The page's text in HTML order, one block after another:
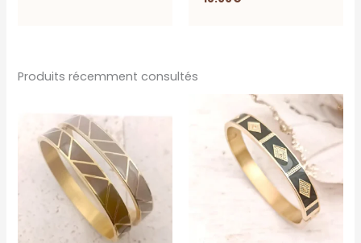
Produits récemment consultés